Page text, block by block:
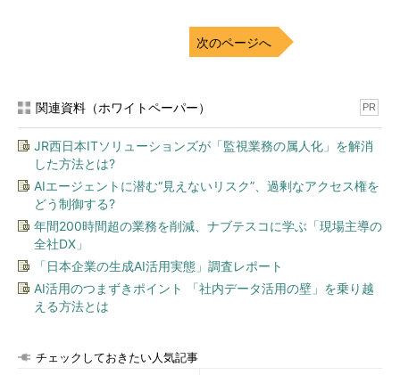
うのもどんなものかなあ…
お父さん、ヒントが欲しいんだよ。い
い？
それはそうだろう。どんなヒントが欲
しい？
うん、掛け算の答えを教えてほしい
か、答えを999で割れば簡単にわかっ
次のページへ
関連資料（ホワイトペーパー） PR
JR西日本ITソリューションズが「監視業務の属人化」を解消
した方法とは?
AIエージェントに潜む“見えないリスク”、過剰なアクセス権を
どう制御する?
年間200時間超の業務を削減、ナブテスコに学ぶ「現場主導の
全社DX」
「日本企業の生成AI活用実態」調査レポート
AI活用のつまずきポイント 「社内データ活用の壁」を乗り越
える方法とは
チェックしておきたい人気記事